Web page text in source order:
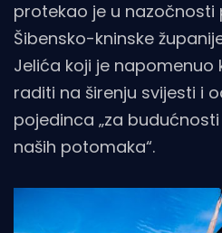
protekao je u nazočnosti
Šibensko-kninske
Jelića koji je napomenuo
raditi na širenju svijesti i
pojedinca „za
naših potomaka“.